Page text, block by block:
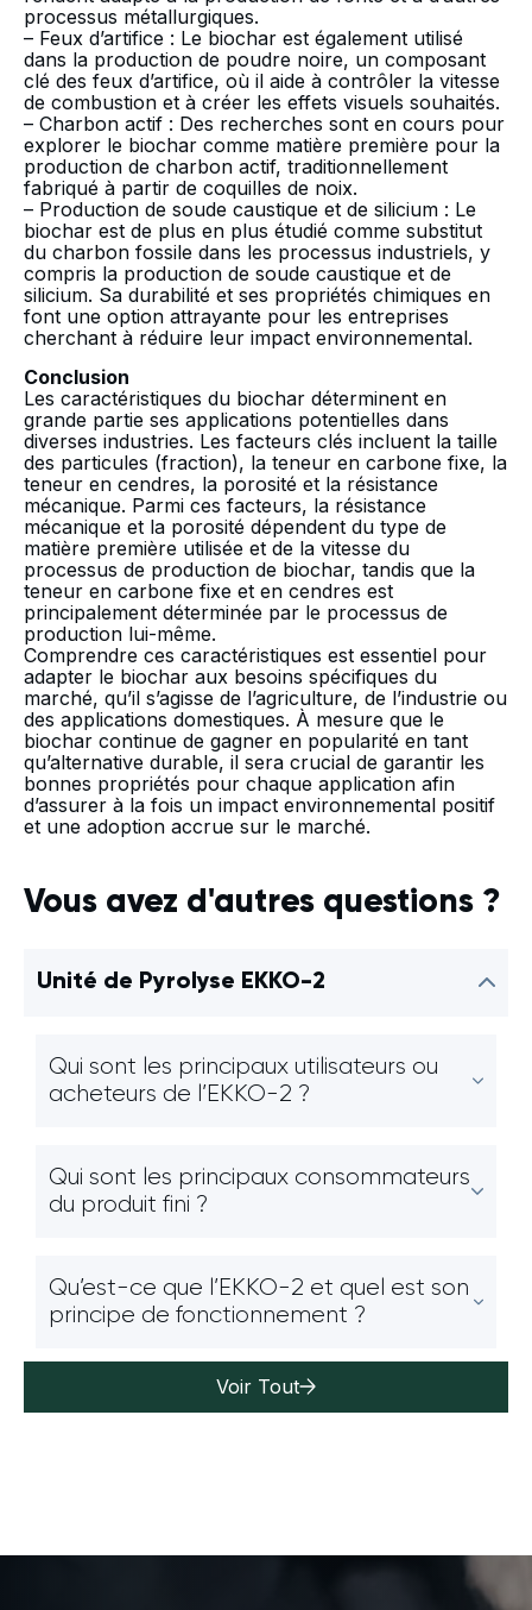
processus métallurgiques.
– Feux d’artifice : Le biochar est également utilisé
dans la production de poudre noire, un composant
clé des feux d’artifice, où il aide à contrôler la vitesse
de combustion et à créer les effets visuels souhaités.
– Charbon actif : Des recherches sont en cours pour
explorer le biochar comme matière première pour la
production de charbon actif, traditionnellement
fabriqué à partir de coquilles de noix.
– Production de soude caustique et de silicium : Le
biochar est de plus en plus étudié comme substitut
du charbon fossile dans les processus industriels, y
compris la production de soude caustique et de
silicium. Sa durabilité et ses propriétés chimiques en
font une option attrayante pour les entreprises
cherchant à réduire leur impact environnemental.
Conclusion
Les caractéristiques du biochar déterminent en
grande partie ses applications potentielles dans
diverses industries. Les facteurs clés incluent la taille
des particules (fraction), la teneur en carbone fixe, la
teneur en cendres, la porosité et la résistance
mécanique. Parmi ces facteurs, la résistance
mécanique et la porosité dépendent du type de
matière première utilisée et de la vitesse du
processus de production de biochar, tandis que la
teneur en carbone fixe et en cendres est
principalement déterminée par le processus de
production lui-même.
Comprendre ces caractéristiques est essentiel pour
adapter le biochar aux besoins spécifiques du
marché, qu’il s’agisse de l’agriculture, de l’industrie ou
des applications domestiques. À mesure que le
biochar continue de gagner en popularité en tant
qu’alternative durable, il sera crucial de garantir les
bonnes propriétés pour chaque application afin
d’assurer à la fois un impact environnemental positif
et une adoption accrue sur le marché.
Vous avez d'autres questions ?
Unité de Pyrolyse EKKO-2
Qui sont les principaux utilisateurs ou
acheteurs de l’EKKO-2 ?
Qui sont les principaux consommateurs
du produit fini ?
Qu’est-ce que l’EKKO-2 et quel est son
principe de fonctionnement ?
Voir Tout